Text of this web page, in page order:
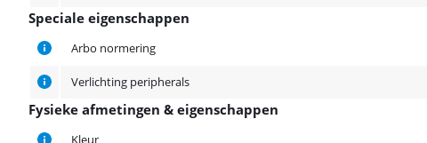
Speciale eigenschappen
Speciale eigenschappen
Arbo normering
Verlichting peripherals
Fysieke afmetingen & eigenschappen
Fysieke afmetingen & eigenschappen